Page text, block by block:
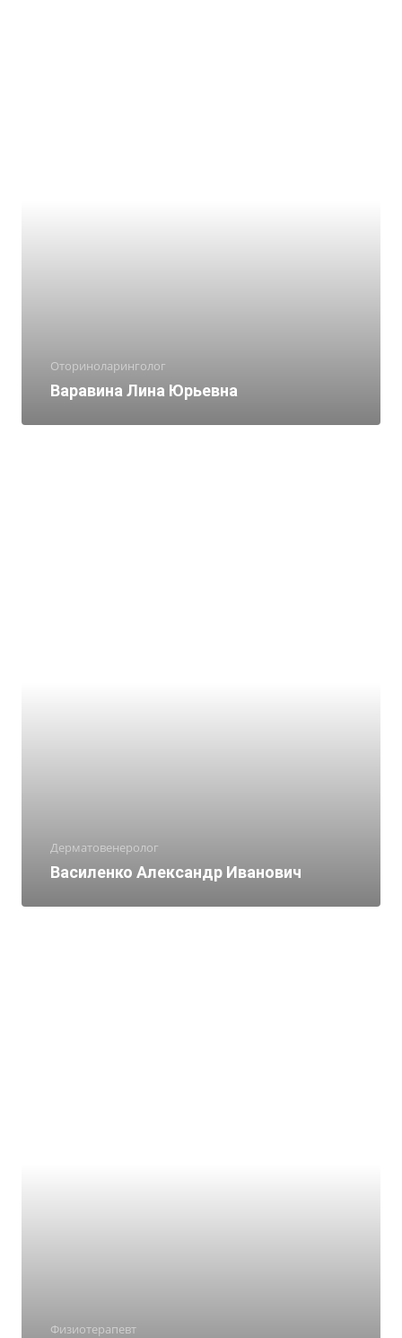
Оториноларинголог
Варавина Лина Юрьевна
Дерматовенеролог
Василенко Александр Иванович
Физиотерапевт